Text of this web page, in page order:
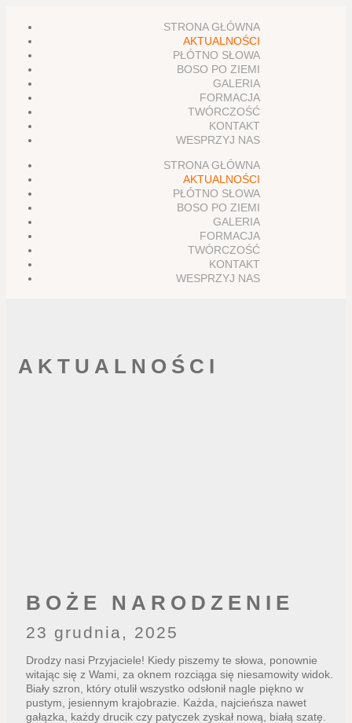
STRONA GŁÓWNA
AKTUALNOŚCI
PŁÓTNO SŁOWA
BOSO PO ZIEMI
GALERIA
FORMACJA
TWÓRCZOŚĆ
KONTAKT
WESPRZYJ NAS
STRONA GŁÓWNA
AKTUALNOŚCI
PŁÓTNO SŁOWA
BOSO PO ZIEMI
GALERIA
FORMACJA
TWÓRCZOŚĆ
KONTAKT
WESPRZYJ NAS
AKTUALNOŚCI
BOŻE NARODZENIE
23 grudnia, 2025
Drodzy nasi Przyjaciele! Kiedy piszemy te słowa, ponownie
witając się z Wami, za oknem rozciąga się niesamowity widok.
Biały szron, który otulił wszystko odsłonił nagle piękno w
pustym, jesiennym krajobrazie. Każda, najcieńsza nawet
gałązka, każdy drucik czy patyczek zyskał nową, białą szatę.